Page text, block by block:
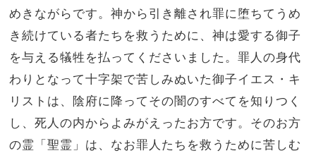
めきながらです。神から引き離され罪に堕ちてうめ
き続けている者たちを救うために、神は愛する御子
を与える犠牲を払ってくださいました。罪人の身代
わりとなって十字架で苦しみぬいた御子イエス・キ
リストは、陰府に降ってその闇のすべてを知りつく
し、死人の内からよみがえったお方です。そのお方
の霊「聖霊」は、なお罪人たちを救うために苦しむ